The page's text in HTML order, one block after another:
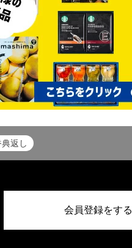
返し
会員登録をする